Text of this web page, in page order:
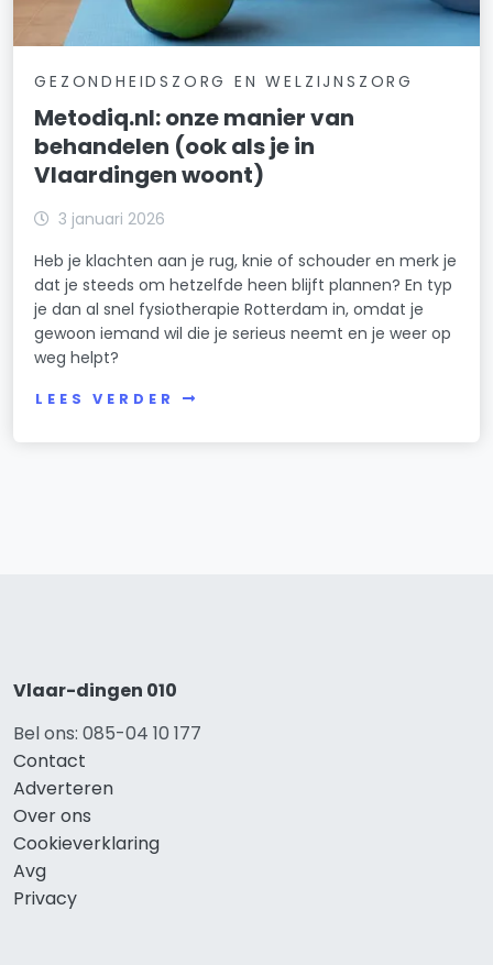
GEZONDHEIDSZORG EN WELZIJNSZORG
Metodiq.nl: onze manier van
behandelen (ook als je in
Vlaardingen woont)
3 januari 2026
Heb je klachten aan je rug, knie of schouder en merk je
dat je steeds om hetzelfde heen blijft plannen? En typ
je dan al snel fysiotherapie Rotterdam in, omdat je
gewoon iemand wil die je serieus neemt en je weer op
weg helpt?
LEES VERDER
Vlaar-dingen 010
Bel ons: 085-04 10 177
Contact
Adverteren
Over ons
Cookieverklaring
Avg
Privacy